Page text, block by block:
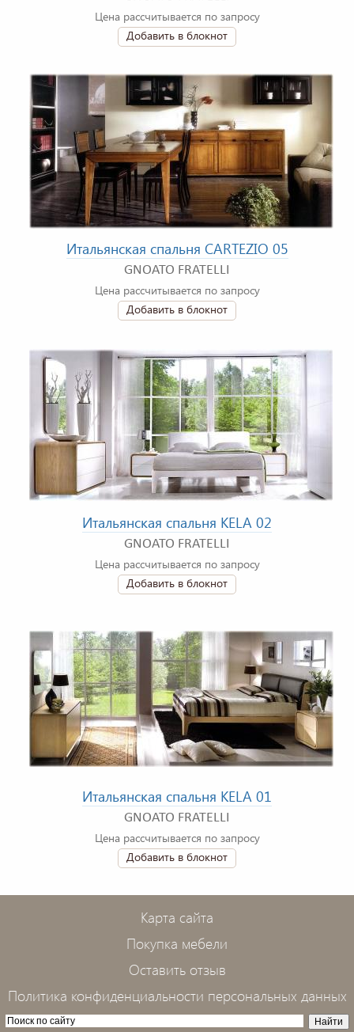
Цена рассчитывается по запросу
Добавить в блокнот
Итальянская спальня CARTEZIO 05
GNOATO FRATELLI
Цена рассчитывается по запросу
Добавить в блокнот
Итальянская спальня KELA 02
GNOATO FRATELLI
Цена рассчитывается по запросу
Добавить в блокнот
Итальянская спальня KELA 01
GNOATO FRATELLI
Цена рассчитывается по запросу
Добавить в блокнот
Карта сайта
Покупка мебели
Оставить отзыв
Политика конфиденциальности персональных данных